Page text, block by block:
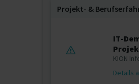
Projekt‐ &
IT-
KION
Details